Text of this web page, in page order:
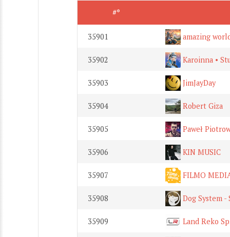
#*
35901 amazing
35902 Karoinna •
35903 JimJayDay
35904 Robert Giza
35905 Paweł
35906 KIN MUSIC
35907 FILMO
35908 Dog System
35909 Land Reko